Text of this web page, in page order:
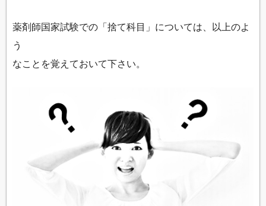
薬剤師国家試験での「捨て科目」については、以上のよ
う
なことを覚えておいて下さい。